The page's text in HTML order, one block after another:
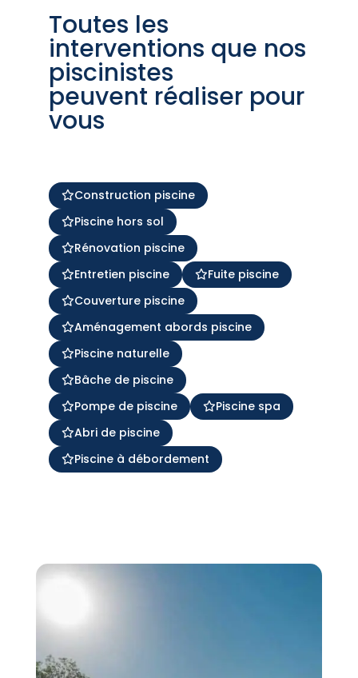
Toutes les
interventions que nos
piscinistes
peuvent réaliser pour
vous
Construction piscine
Piscine hors sol
Rénovation piscine
Entretien piscine
Fuite piscine
Couverture piscine
Aménagement abords piscine
Piscine naturelle
Bâche de piscine
Pompe de piscine
Piscine spa
Abri de piscine
Piscine à débordement